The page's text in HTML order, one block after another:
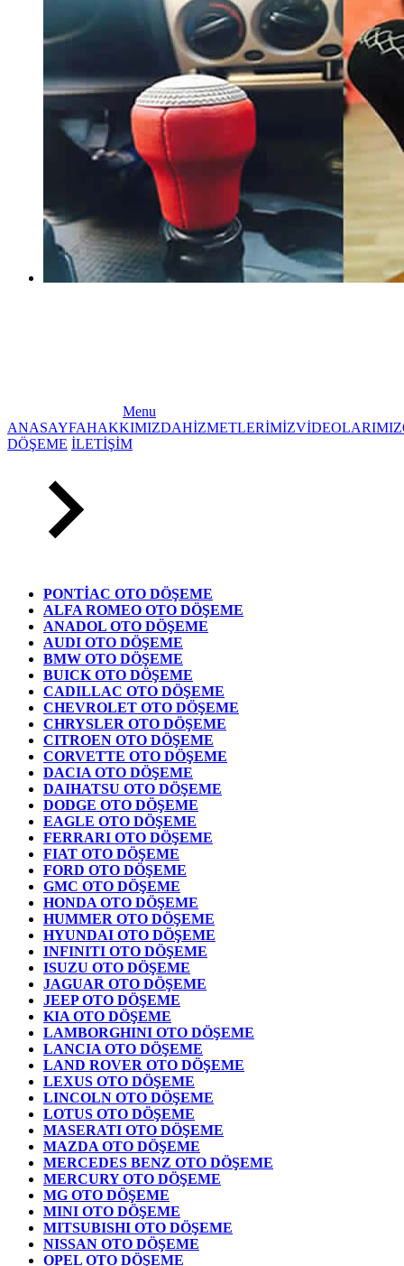
Menu
ANASAYFAHAKKIMIZDAHİZMETLERİMİZVİDEOLARIMIZ
DÖŞEME İLETİŞİM
PONTİAC OTO DÖŞEME
ALFA ROMEO OTO DÖŞEME
ANADOL OTO DÖŞEME
AUDI OTO DÖŞEME
BMW OTO DÖŞEME
BUICK OTO DÖŞEME
CADILLAC OTO DÖŞEME
CHEVROLET OTO DÖŞEME
CHRYSLER OTO DÖŞEME
CITROEN OTO DÖŞEME
CORVETTE OTO DÖŞEME
DACIA OTO DÖŞEME
DAIHATSU OTO DÖŞEME
DODGE OTO DÖŞEME
EAGLE OTO DÖŞEME
FERRARI OTO DÖŞEME
FIAT OTO DÖŞEME
FORD OTO DÖŞEME
GMC OTO DÖŞEME
HONDA OTO DÖŞEME
HUMMER OTO DÖŞEME
HYUNDAI OTO DÖŞEME
INFINITI OTO DÖŞEME
ISUZU OTO DÖŞEME
JAGUAR OTO DÖŞEME
JEEP OTO DÖŞEME
KIA OTO DÖŞEME
LAMBORGHINI OTO DÖŞEME
LANCIA OTO DÖŞEME
LAND ROVER OTO DÖŞEME
LEXUS OTO DÖŞEME
LINCOLN OTO DÖŞEME
LOTUS OTO DÖŞEME
MASERATI OTO DÖŞEME
MAZDA OTO DÖŞEME
MERCEDES BENZ OTO DÖŞEME
MERCURY OTO DÖŞEME
MG OTO DÖŞEME
MINI OTO DÖŞEME
MITSUBISHI OTO DÖŞEME
NISSAN OTO DÖŞEME
OPEL OTO DÖŞEME